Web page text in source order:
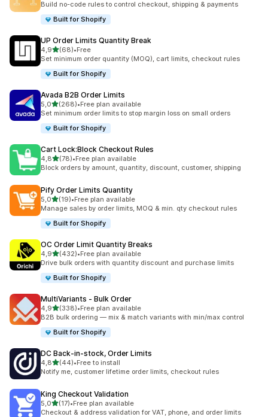
Build no-code rules to control checkout, shipping & payments
Built for Shopify
UP Order Limits Quantity Break
4,9de 5 estrelas
(68)
68 total de avaliações
•Free
Set minimum order quantity (MOQ), cart limits, checkout rules
Built for Shopify
Avada B2B Order Limits
5,0de 5 estrelas
(268)
268 total de avaliações
•Free plan available
Set minimum order limits to stop margin loss on small orders
Built for Shopify
Cart Lock:Block Checkout Rules
4,8de 5 estrelas
(78)
78 total de avaliações
•Free plan available
Block orders by amount, quantity, discount, customer, shipping
Pify Order Limits Quantity
5,0de 5 estrelas
(19)
19 total de avaliações
•Free plan available
Manage sales by order limits, MOQ & min. qty checkout rules
Built for Shopify
OC Order Limit Quantity Breaks
4,9de 5 estrelas
(432)
432 total de avaliações
•Free plan available
Drive bulk orders with quantity discount and purchase limits
Built for Shopify
MultiVariants ‑ Bulk Order
4,9de 5 estrelas
(338)
338 total de avaliações
•Free plan available
B2B bulk ordering — mix & match variants with min/max control
Built for Shopify
DC Back‑in‑stock, Order Limits
4,8de 5 estrelas
(44)
44 total de avaliações
•Free to install
Notify me, customer lifetime order limits, checkout rules
King Checkout Validation
5,0de 5 estrelas
(17)
17 total de avaliações
•Free plan available
Checkout & address validation for VAT, phone, and order limits